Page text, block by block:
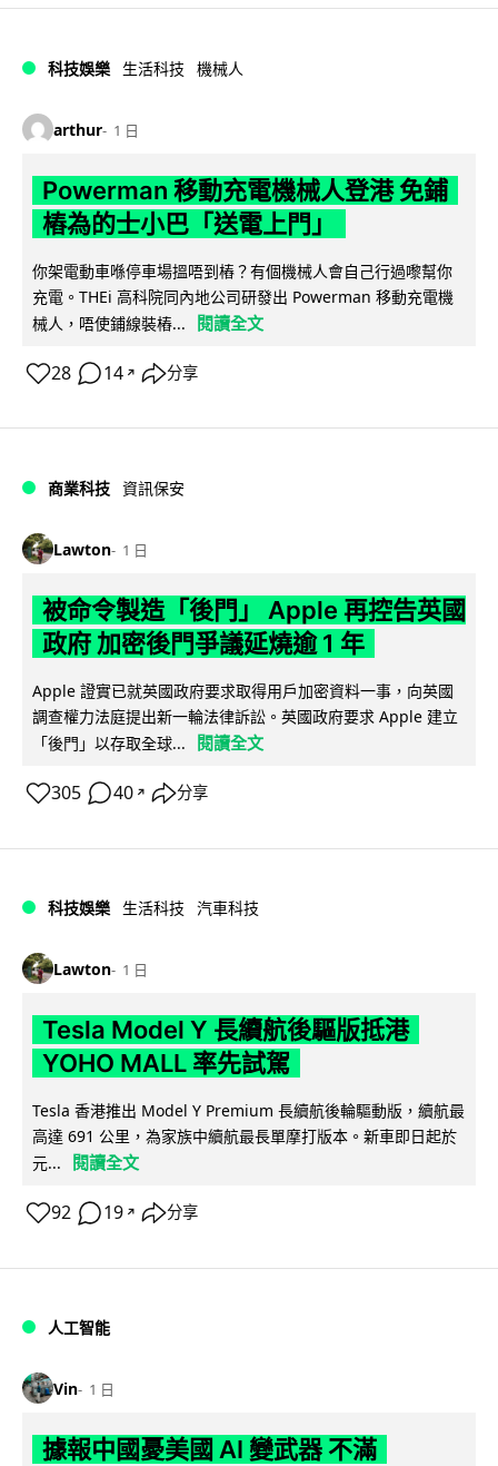
科技娛樂 生活科技 機械人
arthur 1 日
Powerman 移動充電機械人登港 免鋪
樁為的士小巴「送電上門」
你架電動車喺停車場搵唔到樁？有個機械人會自己行過嚟幫你
充電。THEi 高科院同內地公司研發出 Powerman 移動充電機
械人，唔使鋪線裝樁...
閱讀全文
28 14 ↗ 分享
商業科技 資訊保安
Lawton 1 日
被命令製造「後門」 Apple 再控告英國
政府 加密後門爭議延燒逾 1 年
Apple 證實已就英國政府要求取得用戶加密資料一事，向英國
調查權力法庭提出新一輪法律訴訟。英國政府要求 Apple 建立
「後門」以存取全球...
閱讀全文
305 40 ↗ 分享
科技娛樂 生活科技 汽車科技
Lawton 1 日
Tesla Model Y 長續航後驅版抵港
YOHO MALL 率先試駕
Tesla 香港推出 Model Y Premium 長續航後輪驅動版，續航最
高達 691 公里，為家族中續航最長單摩打版本。新車即日起於
元...
閱讀全文
92 19 ↗ 分享
人工智能
Vin 1 日
據報中國憂美國 AI 變武器 不滿